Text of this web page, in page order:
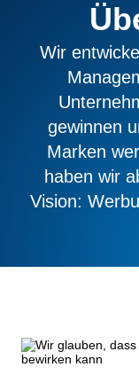
Wir
gewinnen
Marken
haben wir
Vision: